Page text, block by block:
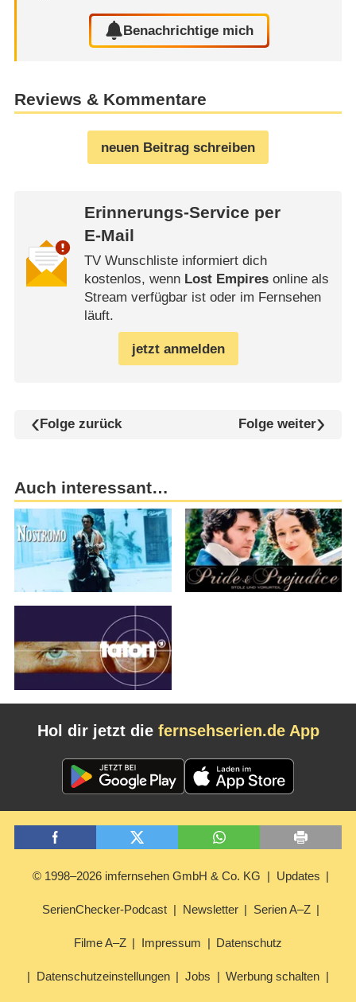
Benachrichtige mich
Reviews & Kommentare
neuen Beitrag schreiben
Erinnerungs-Service per
E-Mail
TV Wunschliste informiert dich
kostenlos, wenn Lost Empiresonline als
Stream verfügbar ist oder im Fernsehen
läuft.
jetzt anmelden
Folge zurück Folge weiter
Auch interessant…
Hol dir jetzt die fernsehserien.de App
© 1998–2026 imfernsehen GmbH & Co. KG Updates
SerienChecker-Podcast Newsletter Serien A–Z
Filme A–Z Impressum Datenschutz
Datenschutzeinstellungen Jobs Werbung schalten